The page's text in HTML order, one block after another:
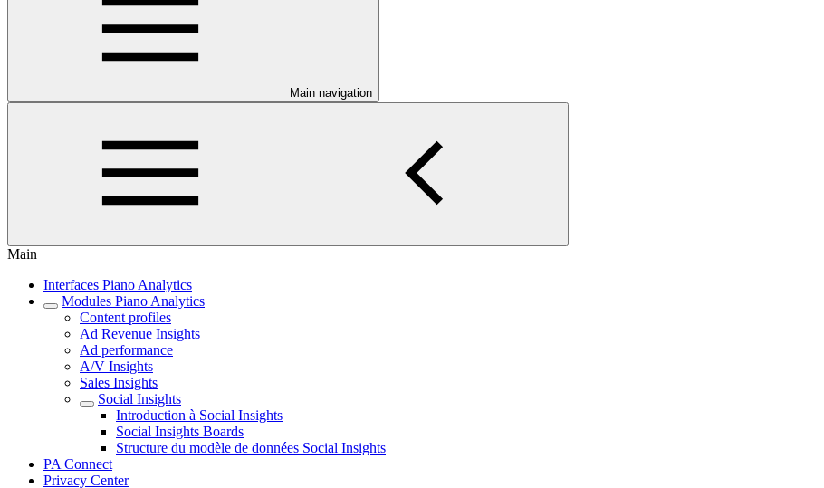
Main navigation
Main
Interfaces Piano Analytics
Modules Piano Analytics
Content profiles
Ad Revenue Insights
Ad performance
A/V Insights
Sales Insights
Social Insights
Introduction à Social Insights
Social Insights Boards
Structure du modèle de données Social Insights
PA Connect
Privacy Center